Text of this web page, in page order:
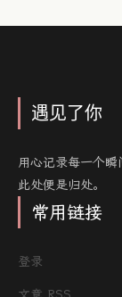
遇见了你
用心记录每一个瞬
此处便是归处。
常用链接
登录